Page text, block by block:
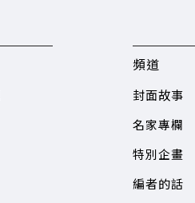
頻道
封面故事
名家專欄
特別企畫
編者的話